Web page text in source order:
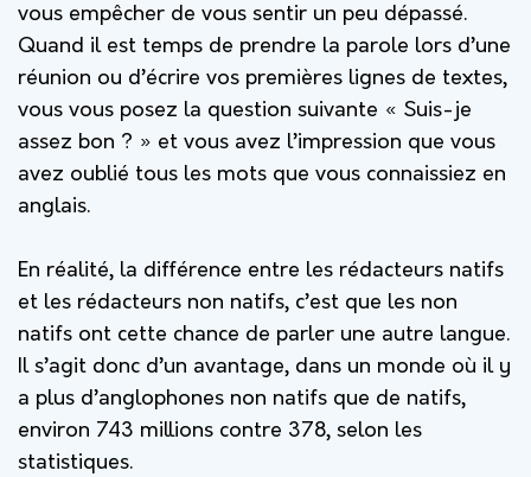
vous empêcher de vous sentir un peu dépassé.
Quand il est temps de prendre la parole lors d’une
réunion ou d’écrire vos premières lignes de textes,
vous vous posez la question suivante « Suis-je
assez bon ? » et vous avez l’impression que vous
avez oublié tous les mots que vous connaissiez en
anglais.
En réalité, la différence entre les rédacteurs natifs
et les rédacteurs non natifs, c’est que les non
natifs ont cette chance de parler une autre langue.
Il s’agit donc d’un avantage, dans un monde où il y
a plus d’anglophones non natifs que de natifs,
environ 743 millions contre 378, selon les
statistiques.